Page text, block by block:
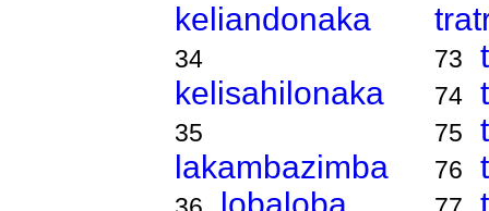
keliandonaka
34
kelisahilonaka
35
lakambazimba
73
74
75
76